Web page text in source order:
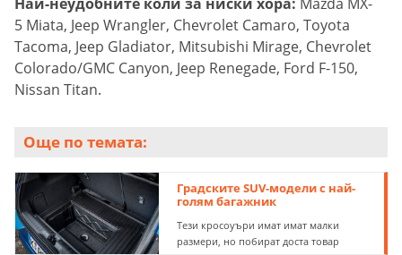
Най-неудобните коли за ниски хора: Mazda MX-
5 Miata, Jeep Wrangler, Chevrolet Camaro, Toyota
Tacoma, Jeep Gladiator, Mitsubishi Mirage, Chevrolet
Colorado/GMC Canyon, Jeep Renegade, Ford F-150,
Nissan Titan.
Още по темата:
Градските SUV-модели с най-
голям багажник
Тези кросоуъри имат имат малки
размери, но побират доста товар